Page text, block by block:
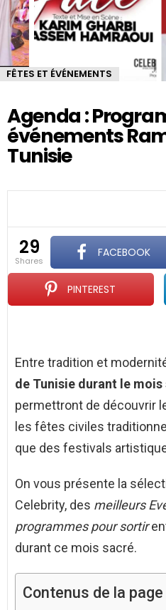
FÊTES ET ÉVÉNEMENTS
Agenda :
événements
Tunisie
29
shares
FACEBOOK
PINTEREST
Entre tradition et
de Tunisie durant le
permettront de découvrir
les fêtes civiles
que des festivals
On vous présente la
Celebrity, des meilleurs
programmes pour sortir
durant ce mois sacré.
Contenus de la page